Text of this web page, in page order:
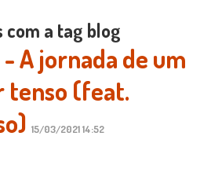
a tag blog
A jornada de um
tenso (feat.
15/03/2021 14:52